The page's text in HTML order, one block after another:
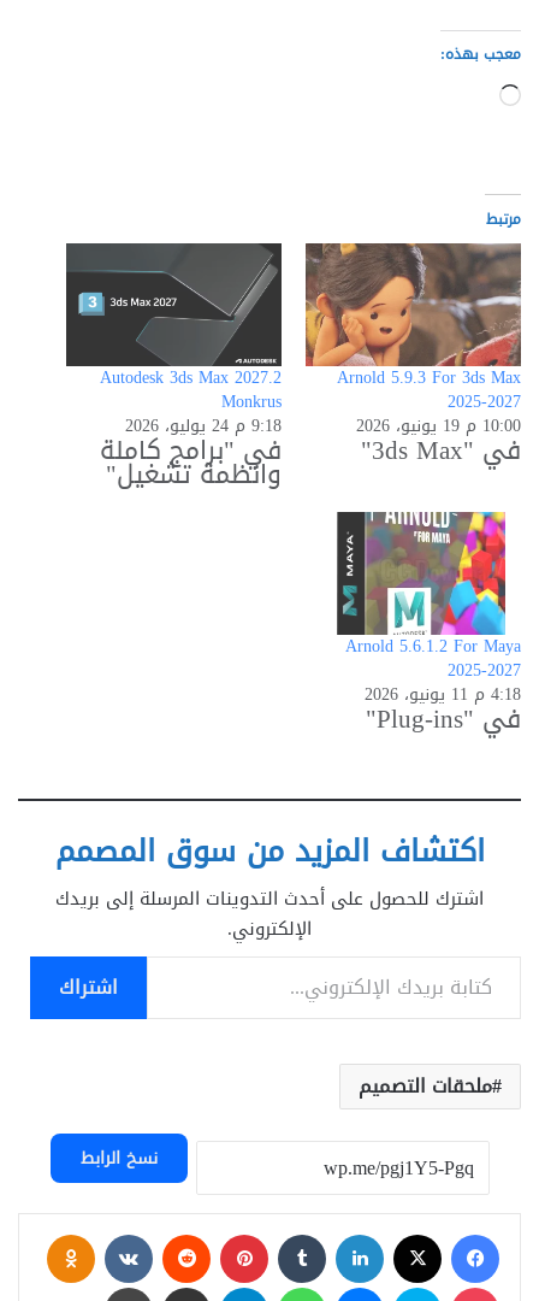
معجب بهذه:
جاري
مرتبط
Arnold 5.9.3 For 3ds Max
2025-2027
10:00 م 19 يونيو، 2026
في "3ds Max"
Autodesk 3ds Max 2027.2
Monkrus
9:18 م 24 يوليو، 2026
في "برامج كاملة
وانظمة تشغيل"
Arnold 5.6.1.2 For Maya
2025-2027
4:18 م 11 يونيو، 2026
في "Plug-ins"
اكتشاف المزيد من سوق المصمم
اشترك للحصول على أحدث التدوينات المرسلة إلى بريدك
الإلكتروني.
كتابة بريدك الإلكتروني...
اشتراك
ملحقات التصميم
نسخ الرابط
فيسبوك لينكدإن بينتيريست
‫Pocket
سكايب ماسنجر واتساب تيلقرام مشاركة عبر البريد طباعة